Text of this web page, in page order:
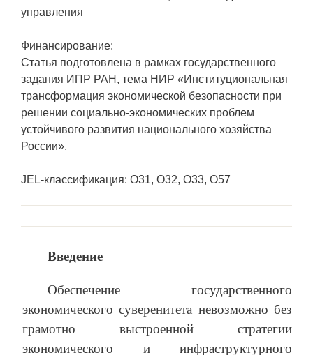
управления
Финансирование:
Статья подготовлена в рамках государственного
задания ИПР РАН, тема НИР «Институциональная
трансформация экономической безопасности при
решении социально-экономических проблем
устойчивого развития национального хозяйства
России».
JEL-классификация: O31, O32, O33, O57
Введение
Обеспечение государственного
экономического суверенитета невозможно без
грамотно выстроенной стратегии
экономического и инфраструктурного